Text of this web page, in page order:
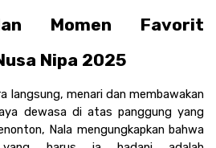
Momen Favorit
Nipa 2025
langsung, menari dan membawakan
dewasa di atas panggung yang
Nala mengungkapkan bahwa